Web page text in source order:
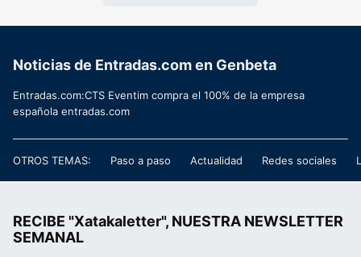
Noticias de Entradas.com en Genbeta
Entradas.com:CTS Eventim compra el 100% de la empresa
española entradas.com
OTROS TEMAS: Paso a paso Actualidad Redes sociales
RECIBE "Xatakaletter", NUESTRA NEWSLETTER
SEMANAL